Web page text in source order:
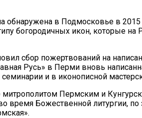
в Подмосковье в 2015
богородичных икон, которые
сбор пожертвований на
Русь» в Перми вновь
и в иконописной
митрополитом Пермским и
время Божественной литургии,